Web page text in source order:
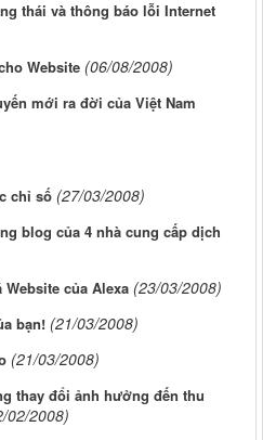
thái và thông báo lỗi Internet
Website (06/08/2008)
mới ra đời của Việt Nam
chỉ số (27/03/2008)
blog của 4 nhà cung cấp dịch
của Alexa (23/03/2008)
bạn! (21/03/2008)
(21/03/2008)
thay đổi ảnh hưởng đến thu
02/2008)